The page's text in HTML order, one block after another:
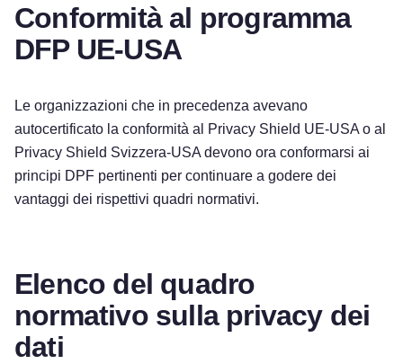
Conformità al programma
DFP UE-USA
Le organizzazioni che in precedenza avevano
autocertificato la conformità al Privacy Shield UE-USA o al
Privacy Shield Svizzera-USA devono ora conformarsi ai
principi DPF pertinenti per continuare a godere dei
vantaggi dei rispettivi quadri normativi.
Elenco del quadro
normativo sulla privacy dei
dati